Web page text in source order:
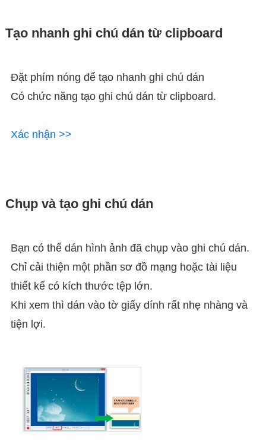
Tạo nhanh ghi chú dán từ clipboard
Đặt phím nóng để tạo nhanh ghi chú dán
Có chức năng tạo ghi chú dán từ clipboard.
Xác nhận >>
Chụp và tạo ghi chú dán
Bạn có thể dán hình ảnh đã chụp vào ghi chú dán.
Chỉ cải thiện một phần sơ đồ mạng hoặc tài liệu
thiết kế có kích thước tệp lớn.
Khi xem thì dán vào tờ giấy dính rất nhẹ nhàng và
tiện lợi.